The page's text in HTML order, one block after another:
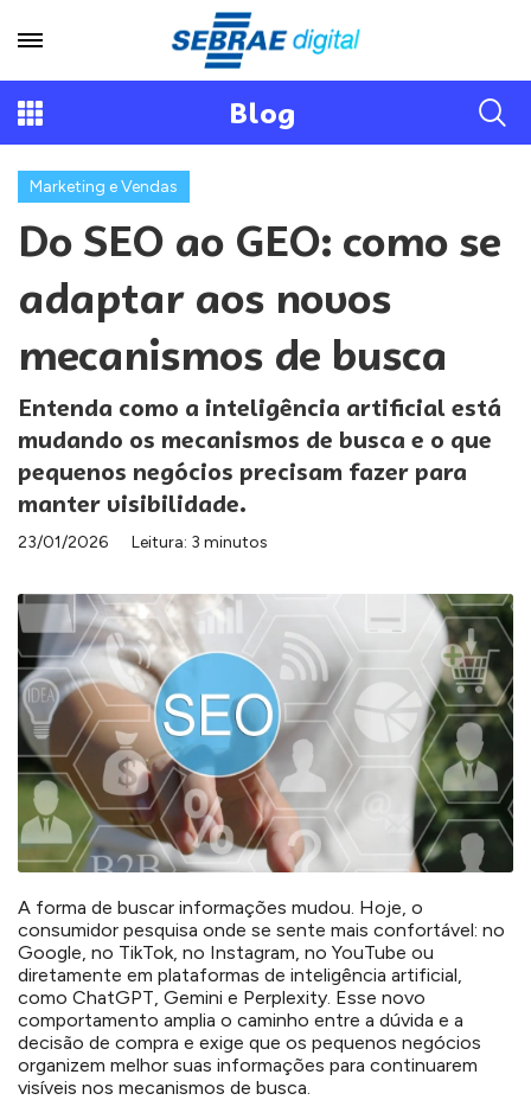
Blog
Marketing e Vendas
Do SEO ao GEO: como se
adaptar aos novos
mecanismos de busca
Entenda como a inteligência artificial está
mudando os mecanismos de busca e o que
pequenos negócios precisam fazer para
manter visibilidade.
23/01/2026 Leitura: 3 minutos
A forma de buscar informações mudou. Hoje, o
consumidor pesquisa onde se sente mais confortável: no
Google, no TikTok, no Instagram, no YouTube ou
diretamente em plataformas de inteligência artificial,
como ChatGPT, Gemini e Perplexity. Esse novo
comportamento amplia o caminho entre a dúvida e a
decisão de compra e exige que os pequenos negócios
organizem melhor suas informações para continuarem
visíveis nos mecanismos de busca.